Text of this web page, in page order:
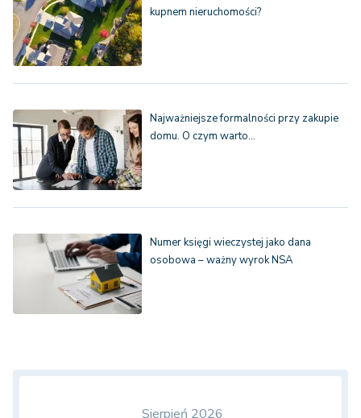
kupnem nieruchomości?
Najważniejsze formalności przy zakupie
domu. O czym warto…
Numer księgi wieczystej jako dana
osobowa – ważny wyrok NSA
Sierpień 2026